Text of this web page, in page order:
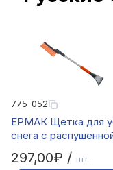
775-052
ЕРМАК Щетка для
снега с
щетиной+скребок,
297,00₽ / шт.